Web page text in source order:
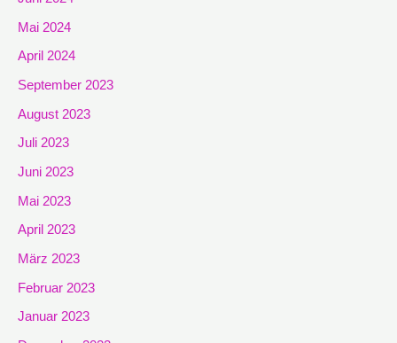
Mai 2024
April 2024
September 2023
August 2023
Juli 2023
Juni 2023
Mai 2023
April 2023
März 2023
Februar 2023
Januar 2023